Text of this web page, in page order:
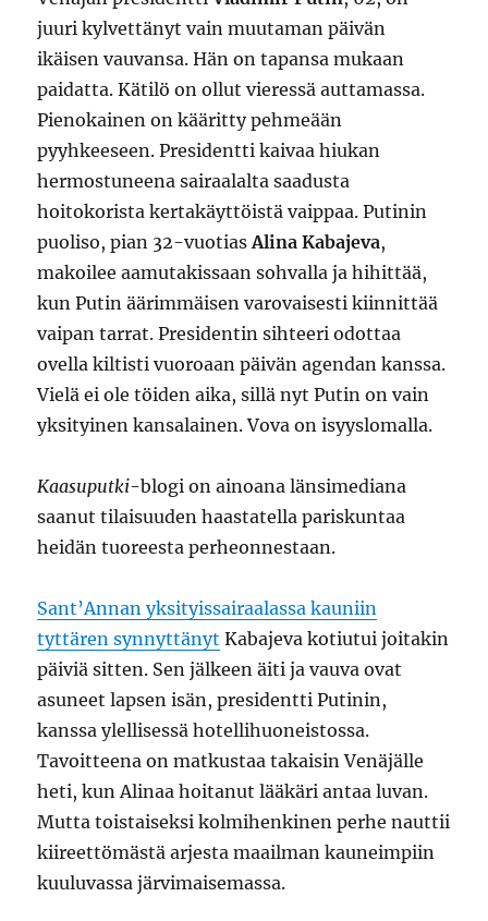
juuri kylvettänyt vain muutaman päivän
ikäisen vauvansa. Hän on tapansa mukaan
paidatta. Kätilö on ollut vieressä auttamassa.
Pienokainen on kääritty pehmeään
pyyhkeeseen. Presidentti kaivaa hiukan
hermostuneena sairaalalta saadusta
hoitokorista kertakäyttöistä vaippaa. Putinin
puoliso, pian 32-vuotiasAlina Kabajeva,
makoilee aamutakissaan sohvalla ja hihittää,
kun Putin äärimmäisen varovaisesti kiinnittää
vaipan tarrat. Presidentin sihteeri odottaa
ovella kiltisti vuoroaan päivän agendan kanssa.
Vielä ei ole töiden aika, sillä nyt Putin on vain
yksityinen kansalainen. Vova on isyyslomalla.
Kaasuputki-blogi on ainoana länsimediana
saanut tilaisuuden haastatella pariskuntaa
heidän tuoreesta perheonnestaan.
Sant’Annan yksityissairaalassa kauniin
tyttären synnyttänyt Kabajeva kotiutui joitakin
päiviä sitten. Sen jälkeen äiti ja vauva ovat
asuneet lapsen isän, presidentti Putinin,
kanssa ylellisessä hotellihuoneistossa.
Tavoitteena on matkustaa takaisin Venäjälle
heti, kun Alinaa hoitanut lääkäri antaa luvan.
Mutta toistaiseksi kolmihenkinen perhe nauttii
kiireettömästä arjesta maailman kauneimpiin
kuuluvassa järvimaisemassa.